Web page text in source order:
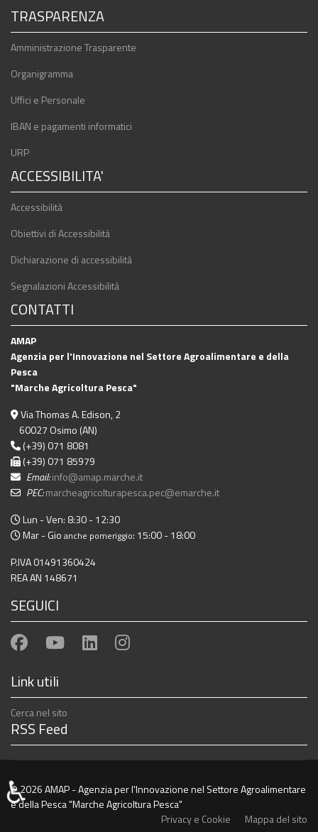
TRASPARENZA
Amministrazione Trasparente
Organigramma
Uffici e Personale
IBAN e pagamenti informatici
URP
ACCESSIBILITA'
Accessibilità
Obiettivi di Accessibilità
Dichiarazione di accessibilità
Segnalazioni Accessibilità
CONTATTI
AMAP
Agenzia per l'Innovazione nel Settore Agroalimentare e della
Pesca
"Marche Agricoltura Pesca"
Via Thomas A. Edison, 2
60027 Osimo (AN)
(+39) 071 8081
(+39) 071 85979
Email:info@amap.marche.it
PEC:marcheagricolturapesca.pec@emarche.it
Lun - Ven: 8:30 - 12:30
Mar - Gio anche pomeriggio: 15:00 - 18:00
P.IVA 01491360424
REA AN 148671
SEGUICI
Link utili
Cerca nel sito
RSS Feed
© 2026 AMAP - Agenzia per l'Innovazione nel Settore Agroalimentare
e della Pesca "Marche Agricoltura Pesca"
Privacy e Cookie
Mappa del sito